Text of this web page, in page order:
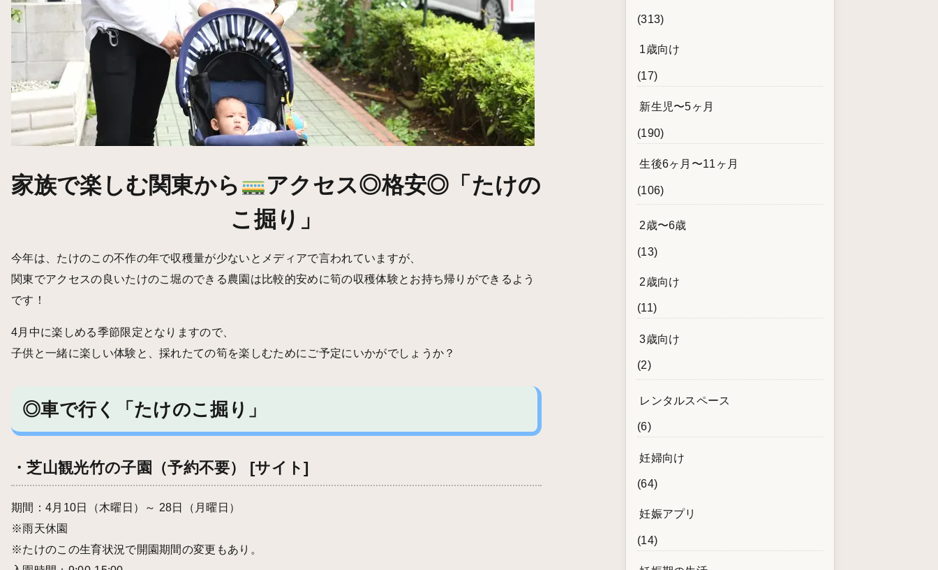
家族で楽しむ関東から
アクセス◎格安◎「たけの
こ掘り」
今年は、たけのこの不作の年で収穫量が少ないとメディアで言われていますが、
関東でアクセスの良いたけのこ堀のできる農園は比較的安めに筍の収穫体験とお持ち帰りができるよう
です！
4月中に楽しめる季節限定となりますので、
子供と一緒に楽しい体験と、採れたての筍を楽しむためにご予定にいかがでしょうか？
◎車で行く「たけのこ掘り」
・芝山観光竹の子園（予約不要） [サイト]
期間：4月10日（木曜日）～ 28日（月曜日）
※雨天休園
※たけのこの生育状況で開園期間の変更もあり。
(313)
1歳向け
(17)
新生児〜5ヶ月
(190)
生後6ヶ月〜11ヶ月
(106)
2歳〜6歳
(13)
2歳向け
(11)
3歳向け
(2)
レンタルスペース
(6)
妊婦向け
(64)
妊娠アプリ
(14)